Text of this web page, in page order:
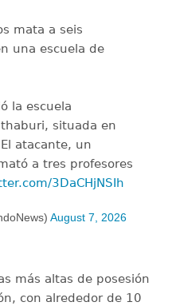
mata a seis
una escuela de
la escuela
situada en
atacante, un
a tres profesores
3DaCHjNSIh
August 7, 2026
más altas de posesión
con alrededor de 10